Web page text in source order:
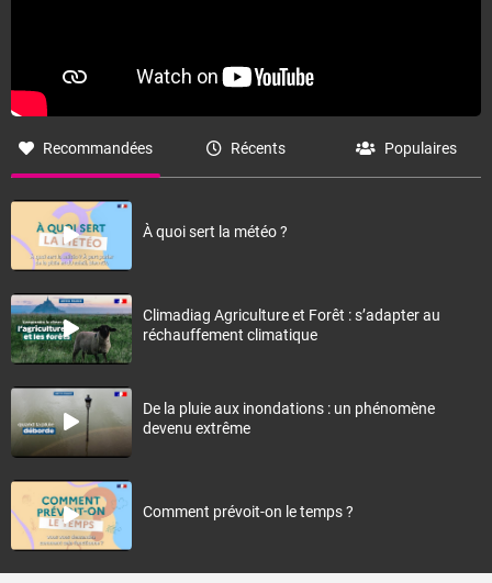
Recommandées Récents Populaires
À quoi sert la météo ?
Climadiag Agriculture et Forêt : s’adapter au
réchauffement climatique
De la pluie aux inondations : un phénomène
devenu extrême
Comment prévoit-on le temps ?